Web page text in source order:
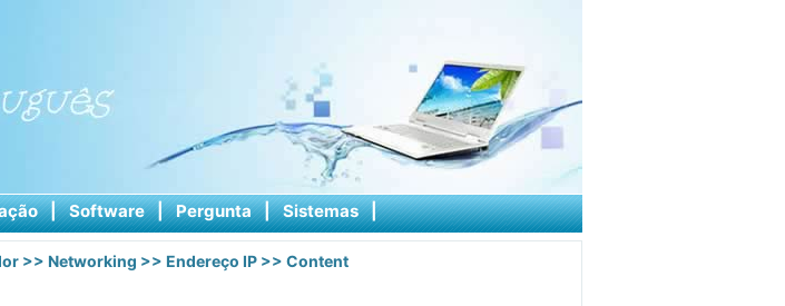
| Software | Pergunta | Sistemas |
>> Networking >> Endereço IP >> Content